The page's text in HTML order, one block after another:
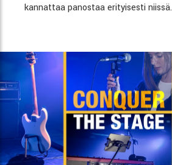
kannattaa panostaa erityisesti niissä.